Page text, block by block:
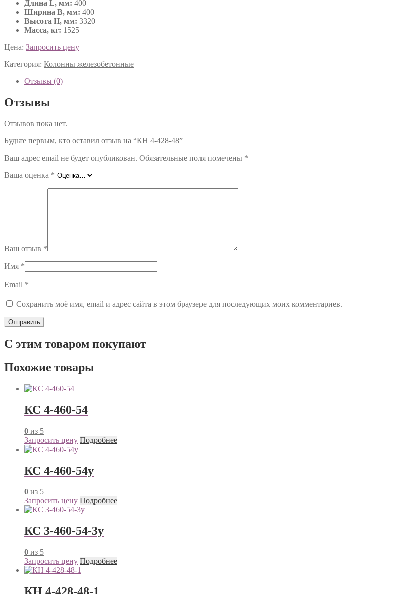
Длина L, мм: 400
Ширина B, мм: 400
Высота H, мм: 3320
Масса, кг: 1525
Цена: Запросить цену
Категория: Колонны железобетонные
Отзывы (0)
Отзывы
Отзывов пока нет.
Будьте первым, кто оставил отзыв на “КН 4-428-48”
Ваш адрес email не будет опубликован. Обязательные поля помечены *
Ваша оценка *
Ваш отзыв *
Имя *
Email *
Сохранить моё имя, email и адрес сайта в этом браузере для последующих моих комментариев.
С этим товаром покупают
Похожие товары
КС 4-460-54
0 из 5
Запросить цену Подробнее
КС 4-460-54у
0 из 5
Запросить цену Подробнее
КС 3-460-54-3у
0 из 5
Запросить цену Подробнее